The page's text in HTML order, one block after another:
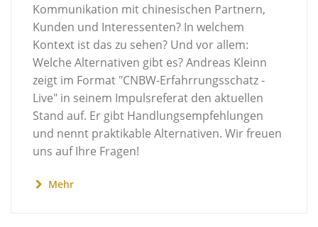
Kommunikation mit chinesischen Partnern,
Kunden und Interessenten? In welchem
Kontext ist das zu sehen? Und vor allem:
Welche Alternativen gibt es? Andreas Kleinn
zeigt im Format "CNBW-Erfahrrungsschatz -
Live" in seinem Impulsreferat den aktuellen
Stand auf. Er gibt Handlungsempfehlungen
und nennt praktikable Alternativen. Wir freuen
uns auf Ihre Fragen!
Mehr